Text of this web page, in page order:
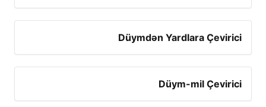
Düymdən Yardlara Çevirici
Düym-mil Çevirici